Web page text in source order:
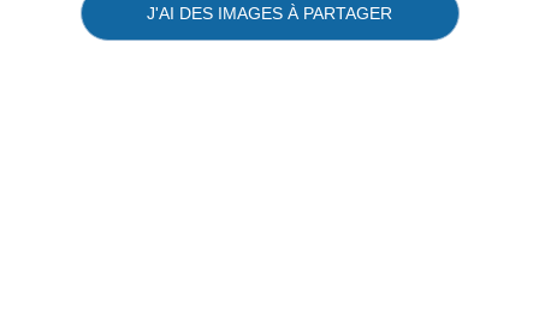
J'AI DES IMAGES À PARTAGER